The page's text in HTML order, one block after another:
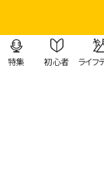
特集 初心者 ライフ